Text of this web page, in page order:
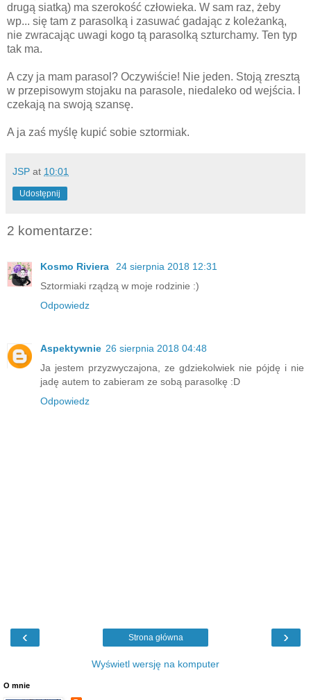
drugą siatką) ma szerokość człowieka. W sam raz, żeby
wp... się tam z parasolką i zasuwać gadając z koleżanką,
nie zwracając uwagi kogo tą parasolką szturchamy. Ten typ
tak ma.
A czy ja mam parasol? Oczywiście! Nie jeden. Stoją zresztą
w przepisowym stojaku na parasole, niedaleko od wejścia. I
czekają na swoją szansę.
A ja zaś myślę kupić sobie sztormiak.
JSP at 10:01
Udostępnij
2 komentarze:
Kosmo Riviera
24 sierpnia 2018 12:31
Sztormiaki rządzą w moje rodzinie :)
Odpowiedz
Aspektywnie 26 sierpnia 2018 04:48
Ja jestem przyzwyczajona, ze gdziekolwiek nie pójdę i nie
jadę autem to zabieram ze sobą parasolkę :D
Odpowiedz
‹ ›
Strona główna
Wyświetl wersję na komputer
O mnie